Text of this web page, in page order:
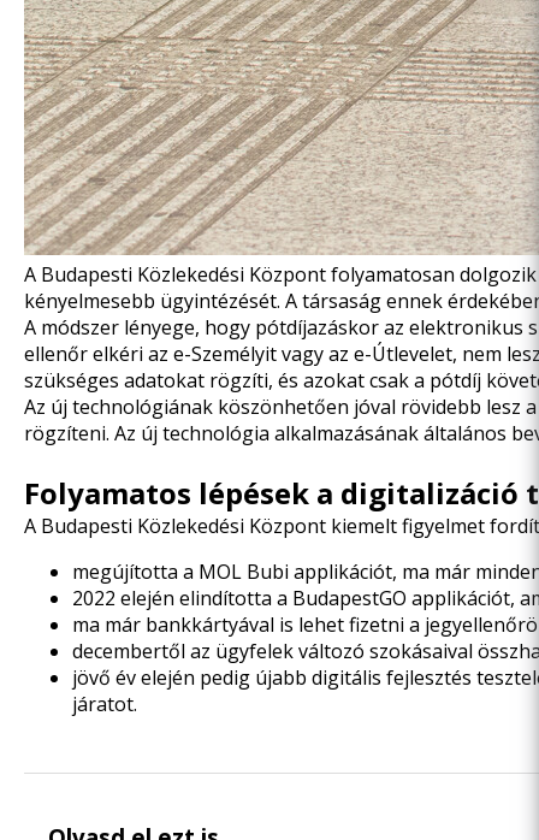
A Budapesti Közlekedési Központ folyamatosan
kényelmesebb ügyintézését. A társaság ennek
A módszer lényege, hogy pótdíjazáskor az
ellenőr elkéri az e-Személyit vagy az e-Útlevelet, nem
szükséges adatokat rögzíti, és azokat csak a pótdíj
Az új technológiának köszönhetően jóval rövidebb lesz
rögzíteni. Az új technológia alkalmazásának általános
Folyamatos lépések a digitalizáció
A Budapesti Közlekedési Központ kiemelt figyelmet
megújította a MOL Bubi applikációt, ma már
2022 elején elindította a BudapestGO applikációt,
ma már bankkártyával is lehet fizetni a
decembertől az ügyfelek változó szokásaival
jövő év elején pedig újabb digitális fejlesztés
járatot.